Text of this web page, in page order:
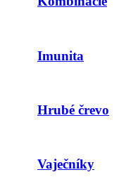
Imunita
Hrubé črevo
Vaječníky